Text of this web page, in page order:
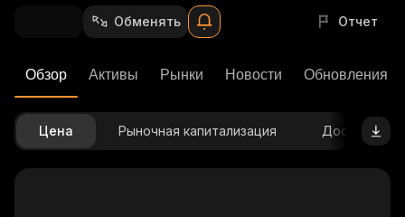
Обменять Отчет
Обзор Активы Рынки Новости Обновления
Цена Рыночная капитализация Доступное